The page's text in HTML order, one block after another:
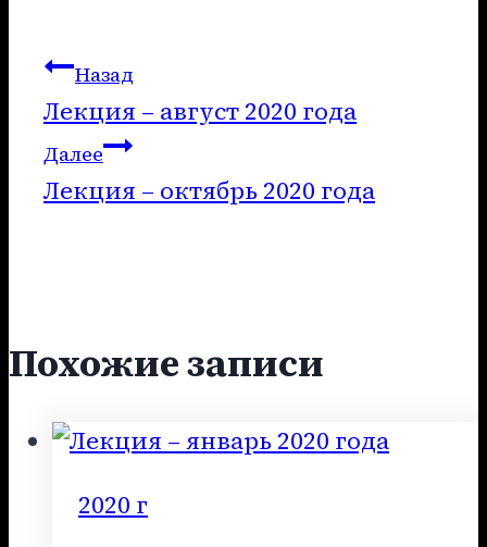
Навигация
по
записям
Назад
Лекция – август 2020 года
Далее
Лекция – октябрь 2020 года
Похожие записи
2020 г